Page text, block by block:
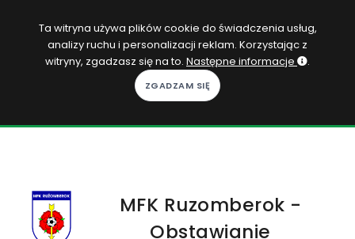
Zaloguj się
KOPACAK
DO DOMU
QUIZY
Ta witryna używa plików cookie do świadczenia usług,
analizy ruchu i personalizacji reklam. Korzystając z
witryny, zgadzasz się na to. Następne informacje .
MFK Ruzomberok -
Obstawianie